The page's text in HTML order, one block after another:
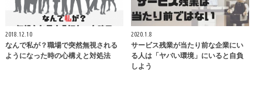
2018.12.10
なんで私が？職場で突然無視される
ようになった時の心構えと対処法
2020.1.8
サービス残業が当たり前な企業にい
る人は「ヤバい環境」にいると自負
しよう